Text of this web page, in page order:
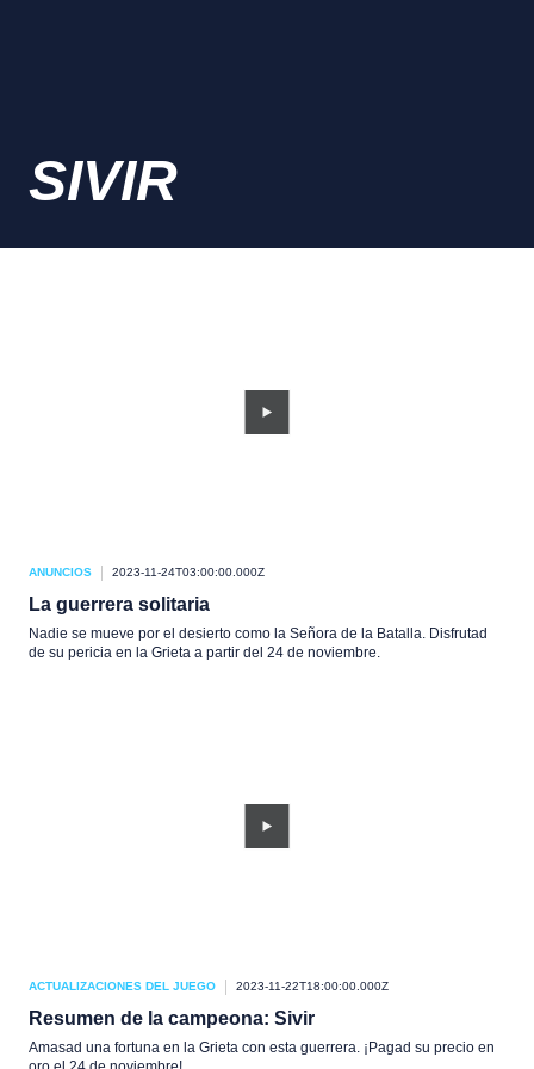
SIVIR
ANUNCIOS 2023-11-24T03:00:00.000Z
La guerrera solitaria
Nadie se mueve por el desierto como la Señora de la Batalla. Disfrutad
de su pericia en la Grieta a partir del 24 de noviembre.
ACTUALIZACIONES DEL JUEGO 2023-11-22T18:00:00.000Z
Resumen de la campeona: Sivir
Amasad una fortuna en la Grieta con esta guerrera. ¡Pagad su precio en